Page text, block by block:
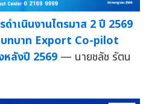
ำเนินงานไตรมาส 2 ปี 2569
บทบาท Export Co-pilot
หลังปี 2569 — นายชลัช รัตน